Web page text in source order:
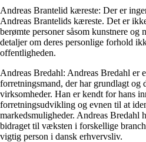
Andreas Brantelid kæreste: Der er
Andreas Brantelids kæreste. Det er
berømte personer såsom kunstnere og
detaljer om deres personlige forhold
offentligheden.
Andreas Bredahl: Andreas Bredahl er
forretningsmand, der har grundlagt og
virksomheder. Han er kendt for hans
forretningsudvikling og evnen til at
markedsmuligheder. Andreas Bredahl
bidraget til væksten i forskellige
vigtig person i dansk erhvervsliv.